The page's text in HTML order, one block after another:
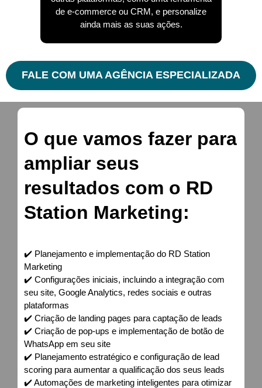
de e-commerce ou CRM, e personalize
ainda mais as suas ações.
FALE COM UMA AGÊNCIA ESPECIALIZADA
O que vamos fazer para
ampliar seus
resultados com o RD
Station Marketing:
✔️ Planejamento e implementação do RD Station
Marketing
✔️ Configurações iniciais, incluindo a integração com
seu site, Google Analytics, redes sociais e outras
plataformas
✔️ Criação de landing pages para captação de leads
✔️ Criação de pop-ups e implementação de botão de
WhatsApp em seu site
✔️ Planejamento estratégico e configuração de lead
scoring para aumentar a qualificação dos seus leads
✔️ Automações de marketing inteligentes para otimizar